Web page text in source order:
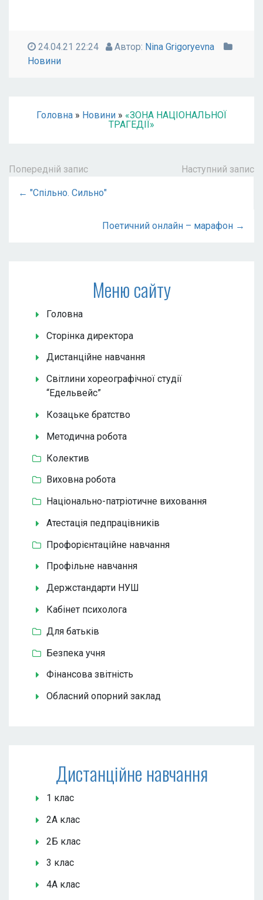
24.04.21 22:24 Автор: Nina Grigoryevna
Новини
Головна » Новини » «ЗОНА НАЦІОНАЛЬНОЇ
ТРАГЕДІЇ»
Попередній запис Наступний запис
← "Спільно. Сильно"
Поетичний онлайн – марафон →
Меню сайту
Головна
Сторінка директора
Дистанційне навчання
Світлини хореографічної студії
“Едельвейс”
Козацьке братство
Методична робота
Колектив
Виховна робота
Національно-патріотичне виховання
Атестація педпрацівників
Профорієнтаційне навчання
Профільне навчання
Держстандарти НУШ
Кабінет психолога
Для батьків
Безпека учня
Фінансова звітність
Обласний опорний заклад
Дистанційне навчання
1 клас
2А клас
2Б клас
3 клас
4А клас